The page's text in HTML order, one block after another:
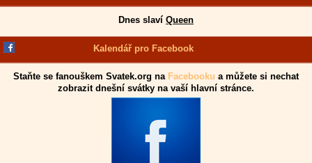
Dnes slaví Queen
Kalendář pro Facebook
Staňte se fanouškem Svatek.org na Facebooku a můžete si nechat
zobrazit dnešní svátky na vaší hlavní stránce.